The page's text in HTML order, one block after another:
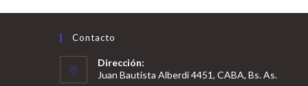
Contacto
Dirección:
Juan Bautista Alberdi 4451, CABA, Bs. As.